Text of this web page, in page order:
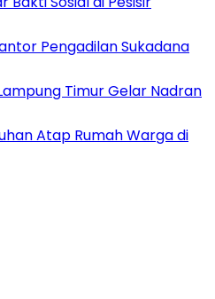
Pengadilan Sukadana
Timur Gelar Nadran
Atap Rumah Warga di